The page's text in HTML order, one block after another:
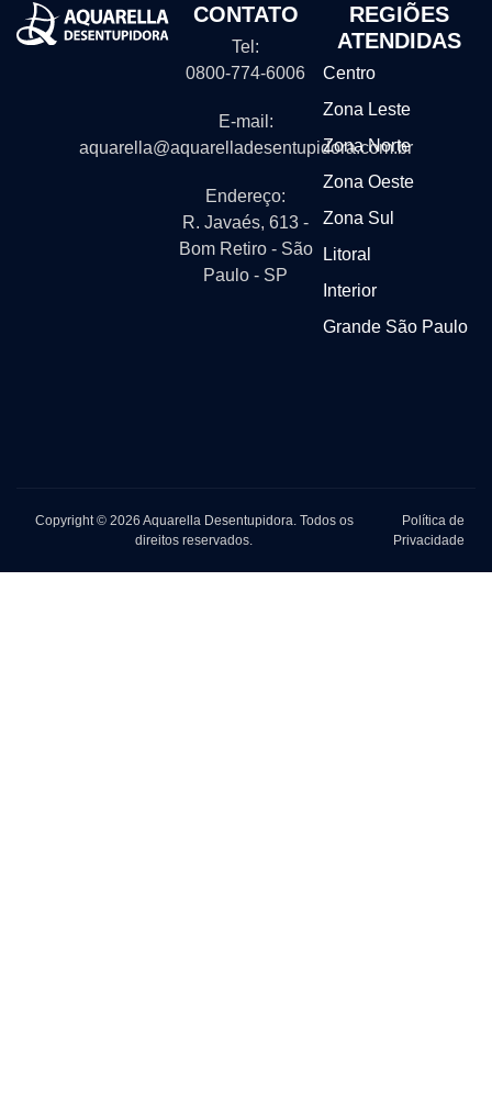
CONTATO
Tel:
0800-774-6006
E-mail:
aquarella@aquarelladesentupidora.com.br
Endereço:
R. Javaés, 613 -
Bom Retiro - São
Paulo - SP
REGIÕES
ATENDIDAS
Centro
Zona Leste
Zona Norte
Zona Oeste
Zona Sul
Litoral
Interior
Grande São Paulo
Copyright © 2026 Aquarella Desentupidora. Todos os
direitos reservados.
Política de
Privacidade